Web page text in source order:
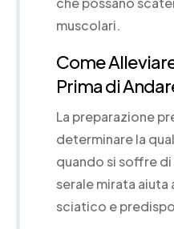
muscolari.
Come
Prima di
La preparazione
determinare la
quando si soffre
serale mirata aiuta
sciatico e